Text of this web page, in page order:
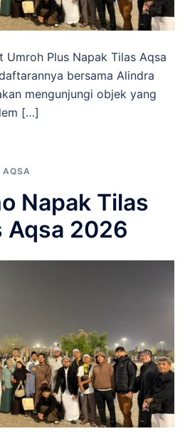
Umroh Plus Napak Tilas Aqsa
bersama Alindra
mengunjungi objek yang
[…]
AQSA
Napak Tilas
Aqsa 2026